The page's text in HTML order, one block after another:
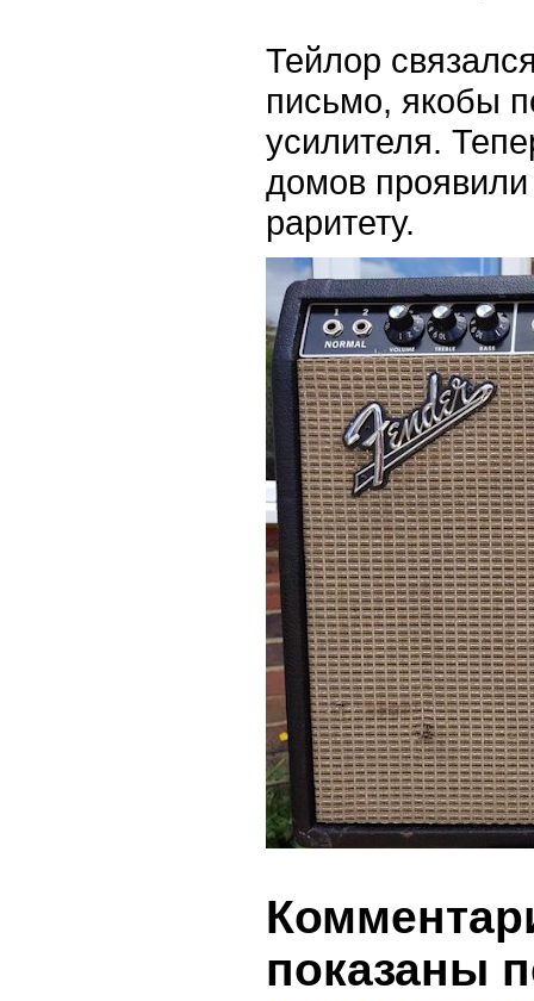
Тейлор
письмо, якобы
усилителя.
домов
раритету.
показаны